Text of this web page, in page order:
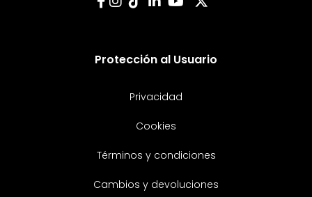
Protección al Usuario
Privacidad
Cookies
Términos y condiciones
Cambios y devoluciones